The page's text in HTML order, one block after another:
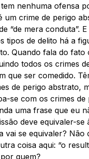
nenhuma ofensa
um crime de perigo
“de mera conduta”.
tipos de delito há a
Quando fala do fato
todos os crimes
que ser comedido.
de perigo abstrato,
se com os crimes de
uma frase que eu
deve equivaler-se
vai se equivaler? Não
coisa aqui: “o
quem?